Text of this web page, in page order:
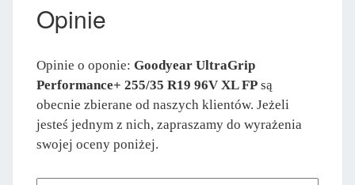
Opinie
Opinie o oponie: Goodyear UltraGrip
Performance+ 255/35 R19 96V XL FP są
obecnie zbierane od naszych klientów. Jeżeli
jesteś jednym z nich, zapraszamy do wyrażenia
swojej oceny poniżej.